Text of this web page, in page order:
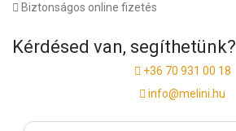
Biztonságos online fizetés
Kérdésed van, segíthetünk?
+36 70 931 00 18
info@melini.hu